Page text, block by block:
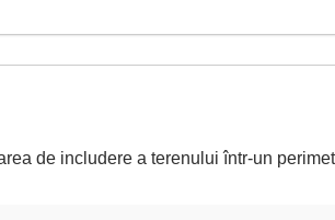
de includere a terenului într-un